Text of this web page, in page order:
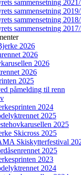
sammensetning
sammensetning
sammensetning
sammensetning
2026
2026
2026
2026
2025
påmelding til renn
2024
2025
2025
Skicross 2025
Skiskytterfestival
2025
2023
2024